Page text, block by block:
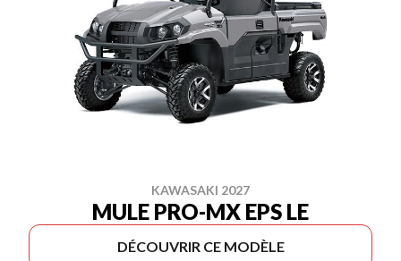
KAWASAKI 2027
MULE PRO-MX EPS LE
DÉCOUVRIR CE MODÈLE